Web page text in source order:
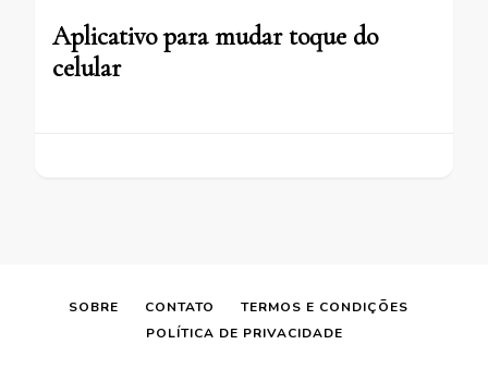
Aplicativo para mudar toque do
celular
SOBRE CONTATO
TERMOS E CONDIÇÕES
POLÍTICA DE PRIVACIDADE